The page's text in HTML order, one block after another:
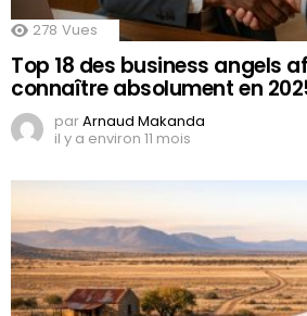
278 Vues
Top 18 des business angels
connaître absolument en
parArnaud Makanda
il y a environ 11 mois